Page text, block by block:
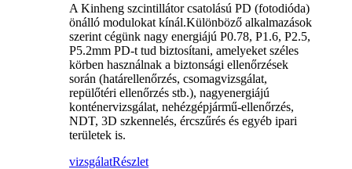
A Kinheng szcintillátor csatolású PD (fotodióda)
önálló modulokat kínál.Különböző alkalmazások
szerint cégünk nagy energiájú P0.78, P1.6, P2.5,
P5.2mm PD-t tud biztosítani, amelyeket széles
körben használnak a biztonsági ellenőrzések
során (határellenőrzés, csomagvizsgálat,
repülőtéri ellenőrzés stb.), nagyenergiájú
konténervizsgálat, nehézgépjármű-ellenőrzés,
NDT, 3D szkennelés, ércszűrés és egyéb ipari
területek is.
vizsgálatRészlet